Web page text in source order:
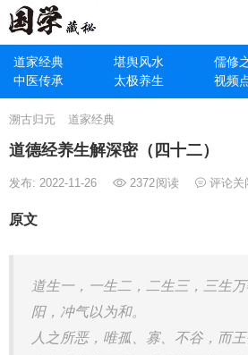
道家经典 堪舆风水 儒修
中医传承
太极养生 视频
溯古归元 道家经典
道德经养生解深密（四十二）
发布: 2022-11-26 2372阅读 评论关
原文
道生一，一生二，二生三，三生
阳，冲气以为和。
人之所恶，唯孤、寡、不谷，而王